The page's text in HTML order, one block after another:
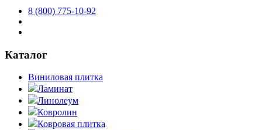
8 (800) 775-10-92
Каталог
Виниловая плитка
Ламинат
Линолеум
Ковролин
Ковровая плитка